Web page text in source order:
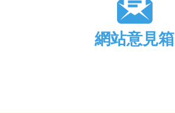
網站意見箱